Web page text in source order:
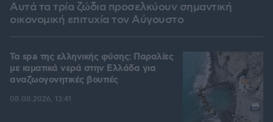
Αυτά τα τρία ζώδια προσελκύουν σημαντική
οικονομική επιτυχία τον Αύγουστο
Τα spa της ελληνικής φύσης: Παραλίες
με ιαματικά νερά στην Ελλάδα για
αναζωογονητικές βουτιές
08.08.2026, 13:41